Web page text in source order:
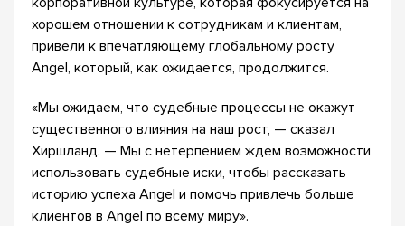
хорошем отношении к сотрудникам и клиентам,
привели к впечатляющему глобальному росту
Angel, который, как ожидается, продолжится.
«Мы ожидаем, что судебные процессы не окажут
существенного влияния на наш рост, — сказал
Хиршланд. — Мы с нетерпением ждем возможности
использовать судебные иски, чтобы рассказать
историю успеха Angel и помочь привлечь больше
клиентов в Angel по всему миру».